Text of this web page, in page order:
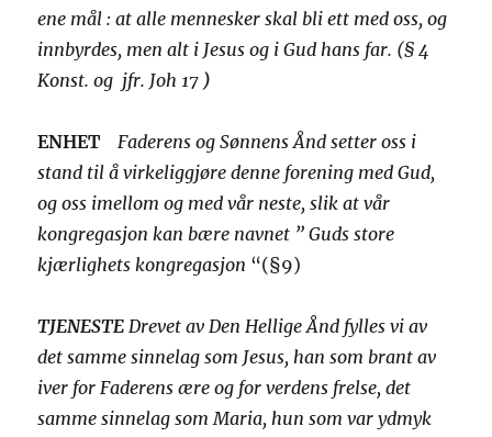
ene mål : at alle mennesker skal bli ett med oss, og
innbyrdes, men alt i Jesus og i Gud hans far. (§ 4
Konst. og jfr. Joh 17 )
ENHETFaderens og Sønnens Ånd setter oss i
stand til å virkeliggjøre denne forening med Gud,
og oss imellom og med vår neste, slik at vår
kongregasjon kan bære navnet ” Guds store
kjærlighets kongregasjon “(§9)
TJENESTE Drevet av Den Hellige Ånd fylles vi av
det samme sinnelag som Jesus, han som brant av
iver for Faderens ære og for verdens frelse, det
samme sinnelag som Maria, hun som var ydmyk